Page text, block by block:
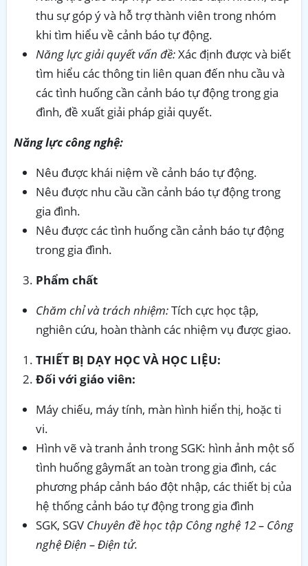
thu sự góp ý và hỗ trợ thành viên trong nhóm
khi tìm hiểu về cảnh báo tự động.
Năng lực giải quyết vấn đề:Xác định được và biết
tìm hiểu các thông tin liên quan đến nhu cầu và
các tình huống cần cảnh báo tự động trong gia
đình, đề xuất giải pháp giải quyết.
Năng lực công nghệ:
Nêu được khái niệm về cảnh báo tự động.
Nêu được nhu cầu cần cảnh báo tự động trong
gia đình.
Nêu được các tình huống cần cảnh báo tự động
trong gia đình.
Phẩm chất
Chăm chỉ và trách nhiệm:Tích cực học tập,
nghiên cứu, hoàn thành các nhiệm vụ được giao.
THIẾT BỊ DẠY HỌC VÀ HỌC LIỆU:
Đối với giáo viên:
Máy chiếu, máy tính, màn hình hiển thị, hoặc ti
vi.
Hình vẽ và tranh ảnh trong SGK: hình ảnh một số
tình huống gâymất an toàn trong gia đình, các
phương pháp cảnh báo đột nhập, các thiết bị của
hệ thống cảnh báo tự động trong gia đình
SGK, SGV Chuyên đề học tập Công nghệ 12 – Công
nghệ Điện – Điện tử.